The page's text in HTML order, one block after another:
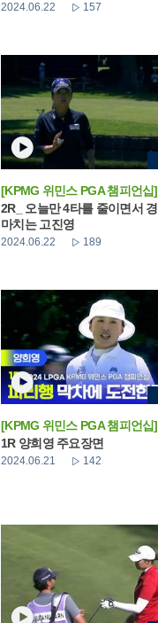
2024.06.22 157
[KPMG 위민스 PGA 챔피언십]
2R_ 오늘만 4타를 줄이면서
마치는 고진영
2024.06.22 189
[KPMG 위민스 PGA 챔피언십]
1R 양희영 주요장면
2024.06.21 142